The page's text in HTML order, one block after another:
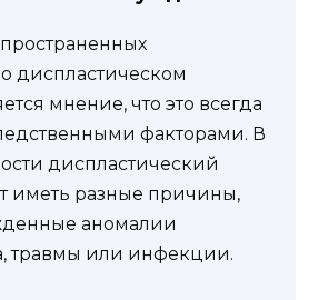
диспластическом
мнение, что это всегда
факторами. В
диспластический
иметь разные причины,
аномалии
травмы или инфекции.